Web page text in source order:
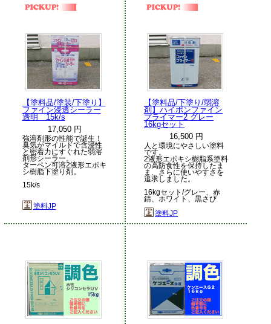
【塗料品/塗装/下塗り】
ファイン浸透シーラー
透明 15k/s
17,050 円
強溶剤形の性能で誕生！
臭気がマイルドで含浸性
と密着力にすぐれた弱溶
剤形シーラー。
ターペン可溶2液形エポキ
シ樹脂下塗り剤。
15k/s
塗料JP
【塗料品/下塗り/弱溶
剤】ハイポンファイン
プライマー2 グレー
16kgセット
16,500 円
人と環境にやさしい塗料
です。
2液形エポキシ樹脂系塗料
の高防食性を保持したま
ま、さらに使いやすさを
追求しました。
16kgセット/グレー、赤
錆、ホワイト、黒さび
塗料JP